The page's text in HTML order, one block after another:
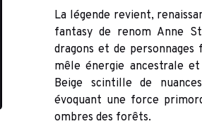
La légende revient,
fantasy de renom Anne
dragons et de
mêle énergie ancestrale
Beige scintille de
évoquant une force
ombres des forêts.